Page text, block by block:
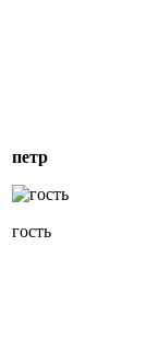
петр
гость